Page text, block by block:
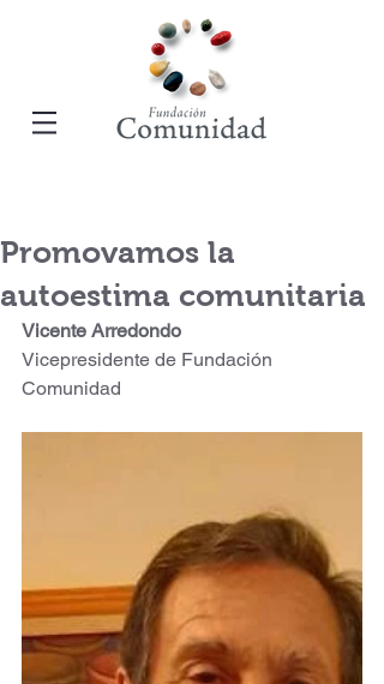
Promovamos la
autoestima comunitaria
Vicente Arredondo
Vicepresidente de Fundación
Comunidad